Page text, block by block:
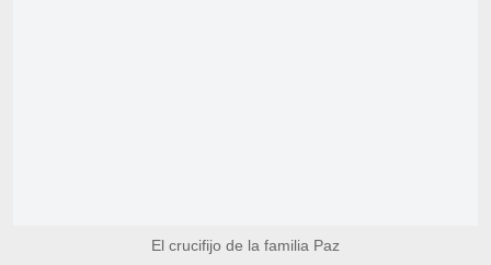
El crucifijo de la familia Paz